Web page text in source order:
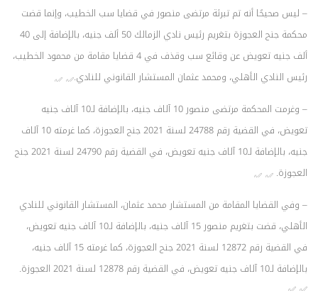
– ليس صحيحًا أنه تم تبرئة مرتضى منصور في قضايا سب الخطيب، وإنما قضت
محكمة جنح العجوزة بتغريم رئيس نادي الزمالك 50 ألف جنيه، بالإضافة إلى 40
ألف جنيه تعويض عن وقائع سب وقذف في 4 قضايا مقامة من محمود الخطيب،
رئيس النادي الأهلي، ومحمد عثمان المستشار القانوني للنادي.
– وغرمت المحكمة مرتضى منصور 10 آلاف جنيه، بالإضافة لـ10 آلاف جنيه
تعويض، في القضية رقم 24788 لسنة 2021 جنح العجوزة، كما غرمته 10 آلاف
جنيه، بالإضافة لـ10 آلاف جنيه تعويض، في القضية رقم 24790 لسنة 2021 جنح
العجوزة.
– وفي القضايا المقامة من المستشار محمد عثمان، المستشار القانوني للنادي
الأهلي، قضت بتغريم منصور 15 آلاف جنيه، بالإضافة لـ10 آلاف جنيه تعويض،
في القضية رقم 12872 لسنة 2021 جنح العجوزة، كما غرمته 15 آلاف جنيه،
بالإضافة لـ10 آلاف جنيه تعويض، في القضية رقم 12878 لسنة 2021 العجوزة.